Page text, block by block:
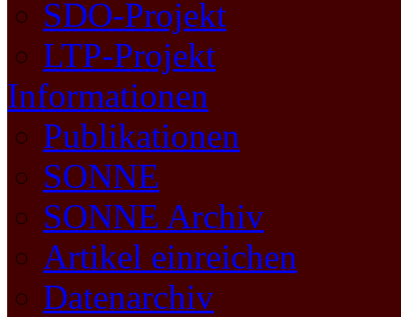
SDO-Projekt
LTP-Projekt
Informationen
Publikationen
SONNE
SONNE Archiv
Artikel einreichen
Datenarchiv